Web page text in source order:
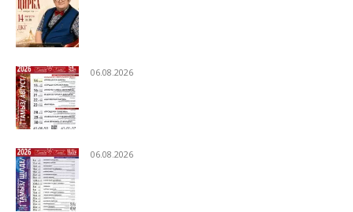
06.08.2026
06.08.2026